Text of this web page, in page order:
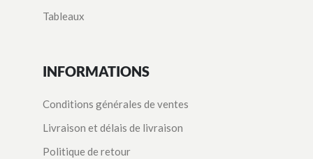
Tableaux
INFORMATIONS
Conditions générales de ventes
Livraison et délais de livraison
Politique de retour